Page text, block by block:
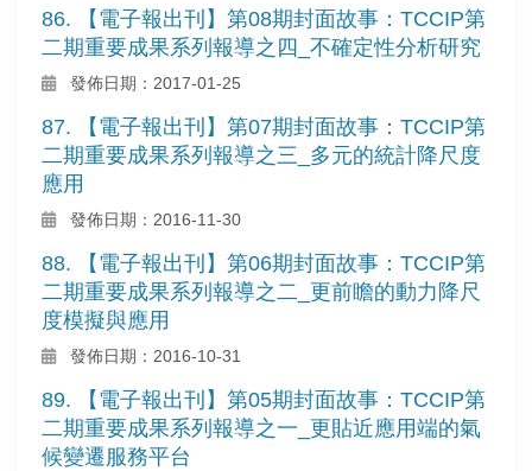
86. 【電子報出刊】第08期封面故事：TCCIP第
二期重要成果系列報導之四_不確定性分析研究
發佈日期：2017-01-25
87. 【電子報出刊】第07期封面故事：TCCIP第
二期重要成果系列報導之三_多元的統計降尺度
應用
發佈日期：2016-11-30
88. 【電子報出刊】第06期封面故事：TCCIP第
二期重要成果系列報導之二_更前瞻的動力降尺
度模擬與應用
發佈日期：2016-10-31
89. 【電子報出刊】第05期封面故事：TCCIP第
二期重要成果系列報導之一_更貼近應用端的氣
候變遷服務平台